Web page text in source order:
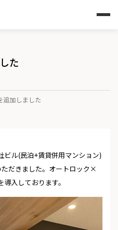
た
追加しました
ビル(民泊+賃貸併用マンション)
だきました。オートロック×
入しております。